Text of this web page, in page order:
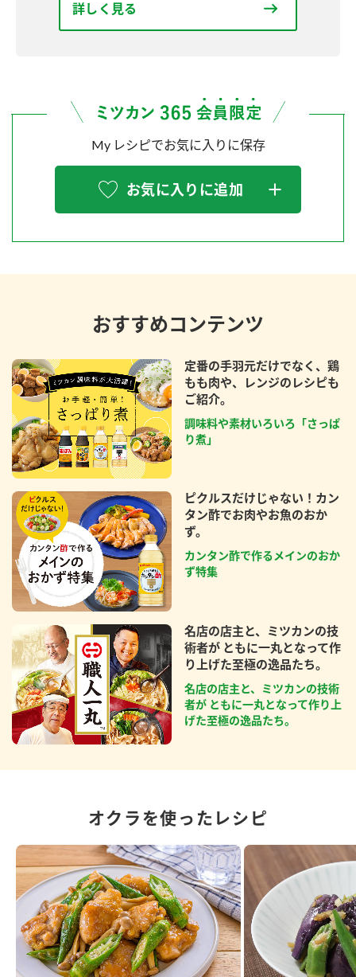
詳しく見る
My レシピでお気に入りに保存
お気に入りに追加
おすすめコンテンツ
定番の手羽元だけでなく、鶏
もも肉や、レンジのレシピも
ご紹介。
調味料や素材いろいろ「さっぱ
り煮」
ピクルスだけじゃない！カン
タン酢でお肉やお魚のおか
ず。
カンタン酢で作るメインのおか
ず特集
名店の店主と、ミツカンの技
術者が ともに一丸となって作
り上げた至極の逸品たち。
名店の店主と、ミツカンの技術
者が ともに一丸となって作り上
げた至極の逸品たち。
オクラを使ったレシピ